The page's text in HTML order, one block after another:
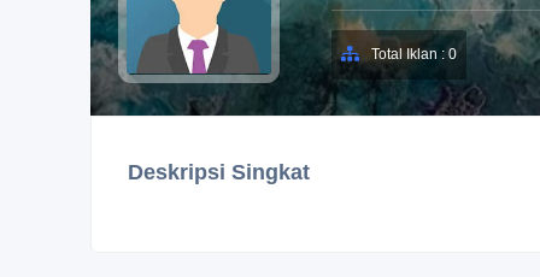
Total Iklan : 0
Deskripsi Singkat